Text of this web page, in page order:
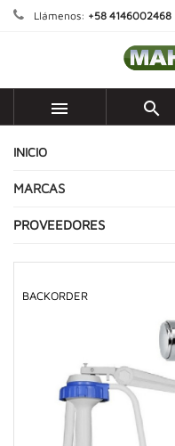
Llámenos: +58 4146002468
 
INICIO
MARCAS
PROVEEDORES
BACKORDER